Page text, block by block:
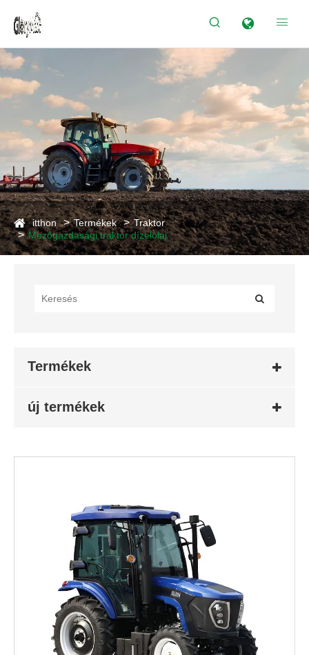
 
itthon Termékek
Traktor
Mezőgazdasági traktor dízelolaj
Termékek
új termékek